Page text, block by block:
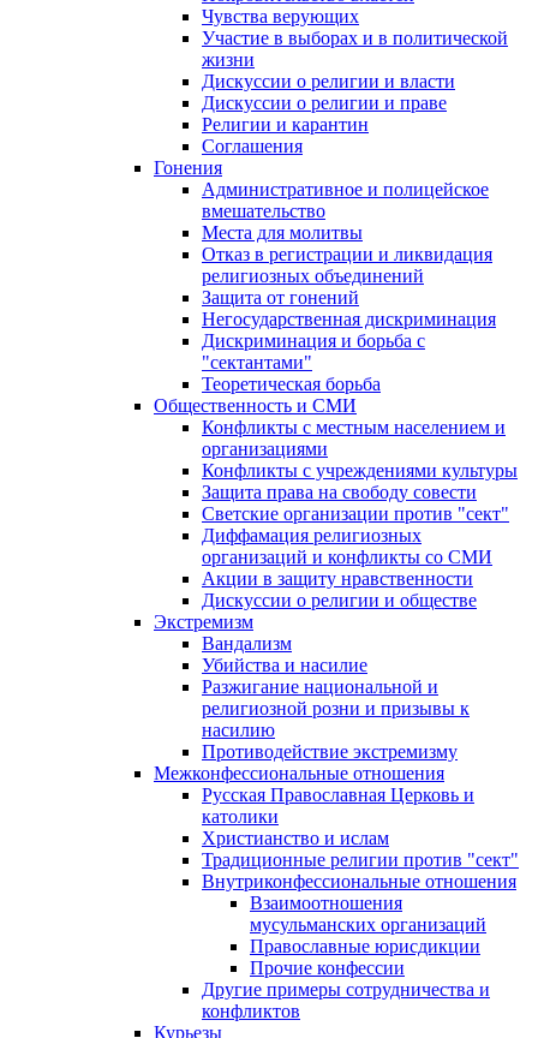
Чувства верующих
Участие в выборах и в политической
жизни
Дискуссии о религии и власти
Дискуссии о религии и праве
Религии и карантин
Соглашения
Гонения
Административное и полицейское
вмешательство
Места для молитвы
Отказ в регистрации и ликвидация
религиозных объединений
Защита от гонений
Негосударственная дискриминация
Дискриминация и борьба с
"сектантами"
Теоретическая борьба
Общественность и СМИ
Конфликты с местным населением и
организациями
Конфликты с учреждениями культуры
Защита права на свободу совести
Светские организации против "сект"
Диффамация религиозных
организаций и конфликты со СМИ
Акции в защиту нравственности
Дискуссии о религии и обществе
Экстремизм
Вандализм
Убийства и насилие
Разжигание национальной и
религиозной розни и призывы к
насилию
Противодействие экстремизму
Межконфессиональные отношения
Русская Православная Церковь и
католики
Христианство и ислам
Традиционные религии против "сект"
Внутриконфессиональные отношения
Взаимоотношения
мусульманских организаций
Православные юрисдикции
Прочие конфессии
Другие примеры сотрудничества и
конфликтов
Курьезы